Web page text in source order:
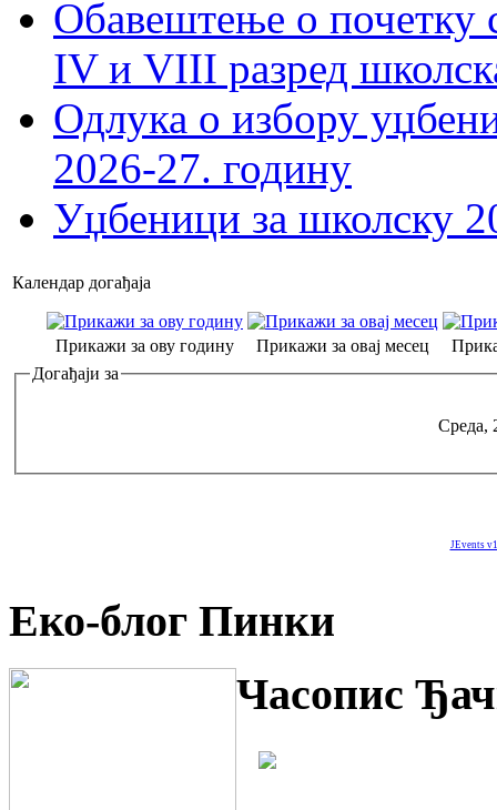
Обавештење о почетку
IV и VIII разред
Одлука о избору
2026-27. годину
Уџбеници за школску
Календар догађаја
Прикажи за ову годину Прикажи за овај месец
Догађаји за
Среда,
JEvents
Еко-блог Пинки
Часопис